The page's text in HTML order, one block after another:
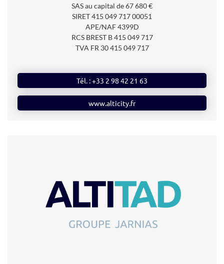
SAS au capital de 67 680 €
SIRET 415 049 717 00051
APE/NAF 4399D
RCS BREST B 415 049 717
TVA FR 30 415 049 717
Tél. : +33 2 98 42 21 63
www.alticity.fr